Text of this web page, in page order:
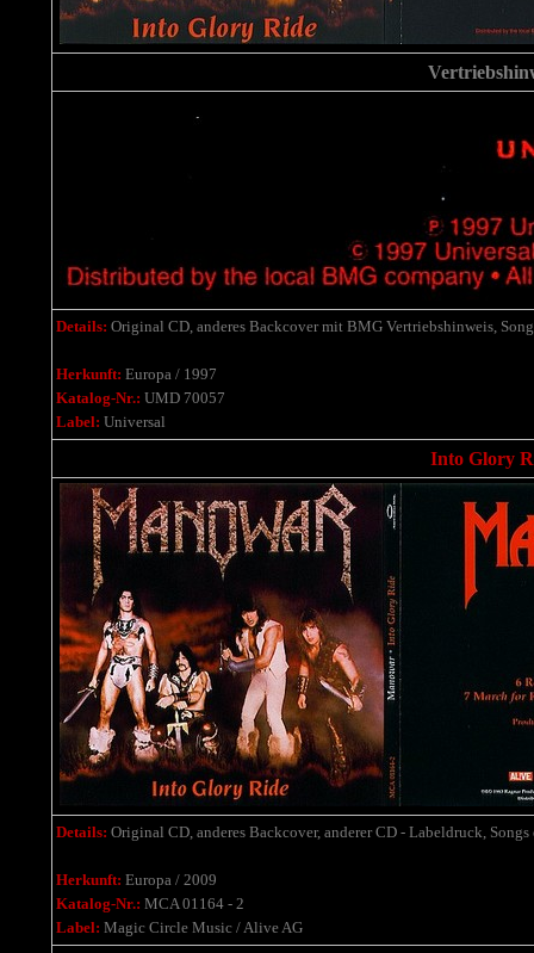
Details: Original CD, anderes Backcover mit BMG Vertriebshinweis,
Herkunft: Europa / 1997
Katalog-Nr.: UMD 70057
Label: Universal
Into Glory
Details: Original CD, anderes Backcover, anderer CD - Labeldruck,
Herkunft: Europa / 2009
Katalog-Nr.: MCA 01164 - 2
Label: Magic Circle Music / Alive AG